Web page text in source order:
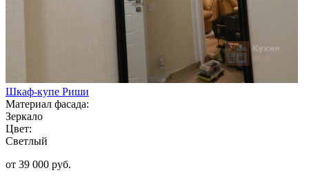
Шкаф-купе Риши
Материал фасада:
Зеркало
Цвет:
Светлый
от 39 000 руб.